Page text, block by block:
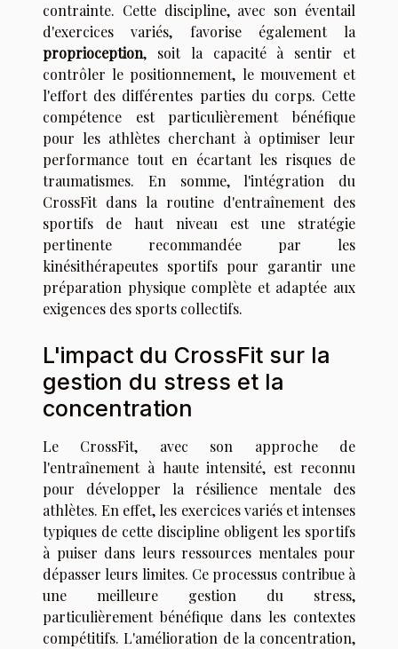
contrainte. Cette discipline, avec son éventail
d'exercices variés, favorise également la
proprioception, soit la capacité à sentir et
contrôler le positionnement, le mouvement et
l'effort des différentes parties du corps. Cette
compétence est particulièrement bénéfique
pour les athlètes cherchant à optimiser leur
performance tout en écartant les risques de
traumatismes. En somme, l'intégration du
CrossFit dans la routine d'entraînement des
sportifs de haut niveau est une stratégie
pertinente recommandée par les
kinésithérapeutes sportifs pour garantir une
préparation physique complète et adaptée aux
exigences des sports collectifs.
L'impact du CrossFit sur la
gestion du stress et la
concentration
Le CrossFit, avec son approche de
l'entraînement à haute intensité, est reconnu
pour développer la résilience mentale des
athlètes. En effet, les exercices variés et intenses
typiques de cette discipline obligent les sportifs
à puiser dans leurs ressources mentales pour
dépasser leurs limites. Ce processus contribue à
une meilleure gestion du stress,
particulièrement bénéfique dans les contextes
compétitifs. L'amélioration de la concentration,